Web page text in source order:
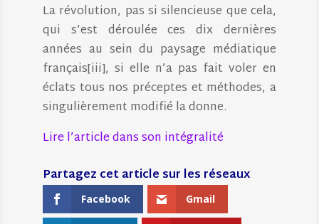
La révolution, pas si silencieuse que cela,
qui s’est déroulée ces dix dernières
années au sein du paysage médiatique
français[iii], si elle n’a pas fait voler en
éclats tous nos préceptes et méthodes, a
singulièrement modifié la donne.
Lire l’article dans son intégralité
Facebook Gmail